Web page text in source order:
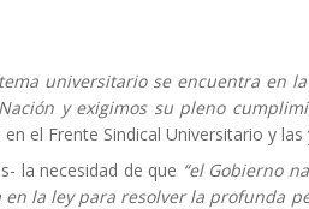
universitario se encuentra en
y exigimos su pleno
el Frente Sindical Universitario y
la necesidad de que “el Gobierno
la ley para resolver la profunda